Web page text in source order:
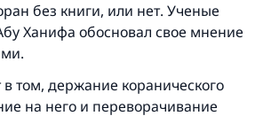
без книги, или нет. Ученые
Ханифа обосновал свое мнение
в том, держание коранического
на него и переворачивание